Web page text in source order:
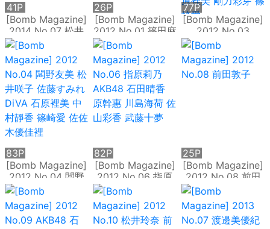
[Bomb Magazine]
2014 No.07 松井
珠理奈 渡邊美優紀
41P
[Bomb Magazine]
2012 No.01 篠田麻
裡子 小嶋陽菜 秋元
才加 HKT48 乃木
坂46
26P
[Bomb Magazine]
2012 No.03
AKB48(Team4)
NMB48 前田敦子
渡邊麻友
SUPER☆GiRLS 石
77P
[Bomb Magazine]
2012 No.04 闆野
友美 松井咲子 佐藤
すみれ DiVA 石原
裡美 中村靜香 篠崎
愛 佐佐木優佳裡
83P
[Bomb Magazine]
2012 No.06 指原
莉乃 AKB48 石田
晴香 原幹惠 川島海
荷 佐山彩香 武藤十
夢
82P
[Bomb Magazine]
2012 No.08 前田
敦子
25P